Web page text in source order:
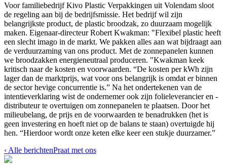
Voor familiebedrijf Kivo Plastic Verpakkingen uit Volendam sloot
de regeling aan bij de bedrijfsmissie. Het bedrijf wil zijn
belangrijkste product, de plastic broodzak, zo duurzaam mogelijk
maken. Eigenaar-directeur Robert Kwakman: "Flexibel plastic heeft
een slecht imago in de markt. We pakken alles aan wat bijdraagt ​​aan
de verduurzaming van ons product. Met de zonnepanelen kunnen
we broodzakken energieneutraal produceren. "Kwakman keek
kritisch naar de kosten en voorwaarden. “De kosten per kWh zijn
lager dan de marktprijs, wat voor ons belangrijk is omdat er binnen
de sector hevige concurrentie is.” Na het ondertekenen van de
intentieverklaring wist de ondernemer ook zijn folieleverancier en -
distributeur te overtuigen om zonnepanelen te plaatsen. Door het
milieubelang, de prijs en de voorwaarden te benadrukken (het is
geen investering en hoeft niet op de balans te staan) overtuigde hij
hen. “Hierdoor wordt onze keten elke keer een stukje duurzamer.”
‹ Alle berichtenPraat met ons